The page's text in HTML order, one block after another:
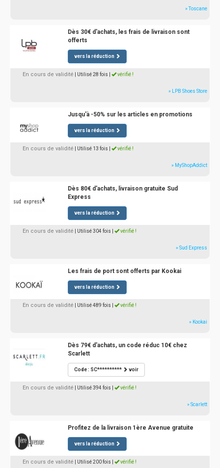
» Toscane
Dès 30€ d'achats, les frais de livraison sont
offerts
vers la réduction
En cours de validité | Utilisé 28 fois vérifié !
» LPB Shoes Store
Jusqu'à -50% sur les articles en promotions
vers la réduction
En cours de validité | Utilisé 13 fois vérifié !
» MyShopAddict
Dès 80€ d'achats, livraison gratuite Sud
Express
vers la réduction
En cours de validité | Utilisé 304 fois vérifié !
» Sud Express
Les frais de port sont offerts par Kookai
vers la réduction
En cours de validité | Utilisé 489 fois vérifié !
» Kookai
Dès 79€ d'achats, un code réduc 10€ chez
Scarlett
Code : SC********** voir
En cours de validité | Utilisé 394 fois vérifié !
» Scarlett
Profitez de la livraison 1ère Avenue gratuite
vers la réduction
En cours de validité | Utilisé 200 fois vérifié !